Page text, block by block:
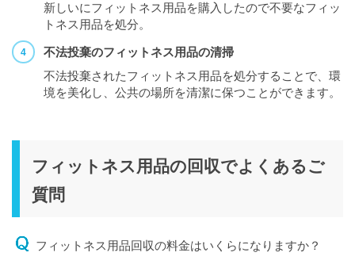
新しいにフィットネス用品を購入したので不要なフィッ
トネス用品を処分。
不法投棄のフィットネス用品の清掃
不法投棄されたフィットネス用品を処分することで、環
境を美化し、公共の場所を清潔に保つことができます。
フィットネス用品の回収でよくあるご
質問
フィットネス用品回収の料金はいくらになりますか？